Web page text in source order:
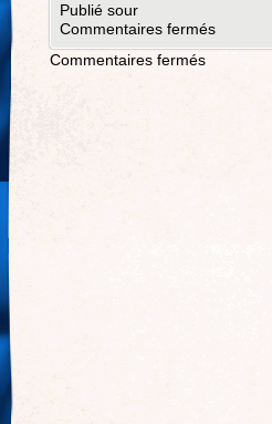
Publié sour
Commentaires fermés
Commentaires fermés